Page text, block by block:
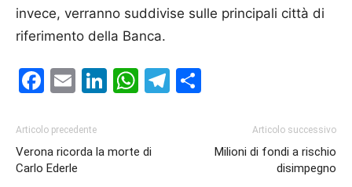
invece, verranno suddivise sulle principali città di
riferimento della Banca.
Facebook
EmailLinkedIn
WhatsApp
Telegram
Articolo precedente
Verona ricorda la morte di
Carlo Ederle
Articolo successivo
Milioni di fondi a rischio
disimpegno